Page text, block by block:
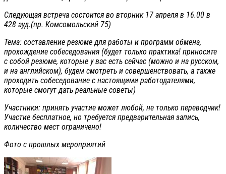
Следующая встреча состоится во вторник 17 апреля в 16.00 в
428 ауд.(пр. Комсомольский 75)
Тема: составление резюме для работы и программ обмена,
прохождение собеседования (будет только практика! приносите
с собой резюме, которые у вас есть сейчас (можно и на русском,
и на английском), будем смотреть и совершенствовать, а также
проходить собеседование с настоящими работодателями,
которые смогут дать реальные советы)
Участники: принять участие может любой, не только переводчик!
Участие бесплатное, но требуется предварительная запись,
количество мест ограничено!
Фото с прошлых мероприятий